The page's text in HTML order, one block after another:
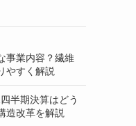
事業内容？繊維
やすく解説
半期決算はどう
造改革を解説